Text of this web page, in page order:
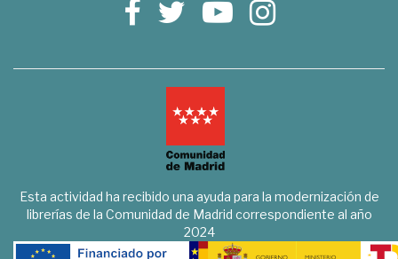
Esta actividad ha recibido una ayuda para la modernización de
librerías de la Comunidad de Madrid correspondiente al año
2024